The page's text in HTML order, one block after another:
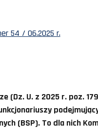
54 / 06.2025 r.
(Dz. U. z 2025 r. poz.
(BSP). To dla nich